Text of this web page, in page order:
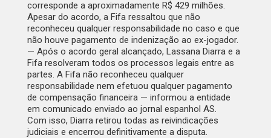
corresponde a aproximadamente R$ 429 milhões.
Apesar do acordo, a Fifa ressaltou que não
reconheceu qualquer responsabilidade no caso e que
não houve pagamento de indenização ao ex-jogador.
— Após o acordo geral alcançado, Lassana Diarra e a
Fifa resolveram todos os processos legais entre as
partes. A Fifa não reconheceu qualquer
responsabilidade nem efetuou qualquer pagamento
de compensação financeira — informou a entidade
em comunicado enviado ao jornal espanhol AS.
Com isso, Diarra retirou todas as reivindicações
judiciais e encerrou definitivamente a disputa.